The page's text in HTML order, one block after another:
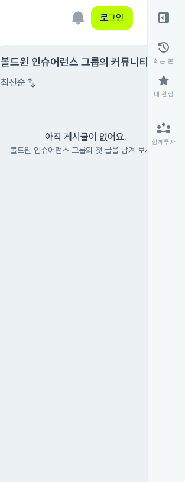
로그인
볼드윈 인슈어런스 그룹의 커뮤니티 expand_circle_right
최신순 swap_vert
아직 게시글이 없어요.
볼드윈 인슈어런스 그룹의 첫 글을 남겨 보세요.
right_panel_open
history
최근 본
star
내 관심
partner_exchange
함께투자